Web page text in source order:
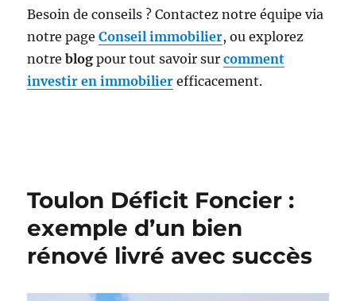
Besoin de conseils ? Contactez notre équipe via
notre pageConseil immobilier, ou explorez
notreblog pour tout savoir surcomment
investir en immobilier efficacement.
Toulon Déficit Foncier :
exemple d’un bien
rénové livré avec succès